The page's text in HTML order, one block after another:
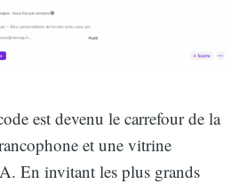
est devenu le carrefour de la
et une vitrine
En invitant les plus grands